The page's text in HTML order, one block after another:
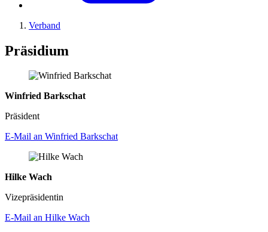
Verband
Präsidium
Winfried Barkschat
Präsident
E-Mail an Winfried Barkschat
Hilke Wach
Vizepräsidentin
E-Mail an Hilke Wach